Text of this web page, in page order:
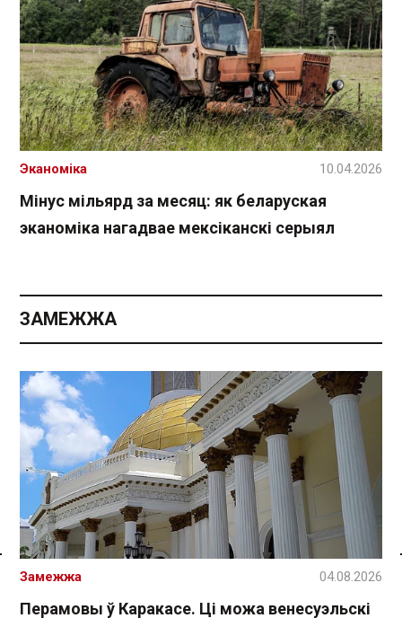
Спасылка без VPN
Мінус мільярд за месяц: як беларуская
эканоміка нагадвае мексіканскі серыял
Эканоміка 10.04.2026
ЗАМЕЖЖА
Перамовы ў Каракасе. Ці можа венесуэльскі
Замежжа 04.08.2026